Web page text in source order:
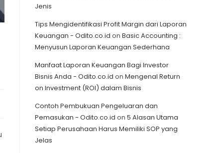
Jenis
Tips Mengidentifikasi Profit Margin dari Laporan
Keuangan - Odito.co.id on Basic Accounting :
Menyusun Laporan Keuangan Sederhana
Manfaat Laporan Keuangan Bagi Investor
Bisnis Anda - Odito.co.id on Mengenal Return
on Investment (ROI) dalam Bisnis
Contoh Pembukuan Pengeluaran dan
Pemasukan - Odito.co.id on 5 Alasan Utama
Setiap Perusahaan Harus Memiliki SOP yang
Jelas